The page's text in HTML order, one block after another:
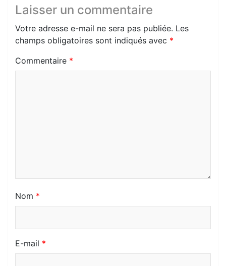
Laisser un commentaire
Votre adresse e-mail ne sera pas publiée. Les
champs obligatoires sont indiqués avec *
Commentaire *
Nom *
E-mail *